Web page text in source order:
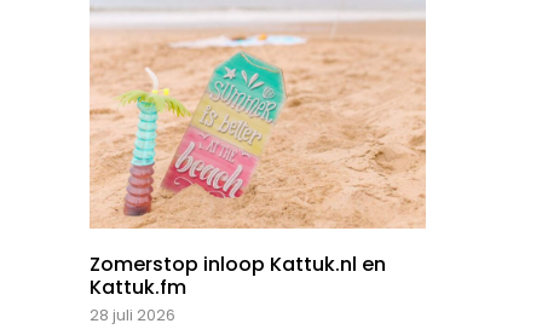
Zomerstop inloop Kattuk.nl en
Kattuk.fm
28 juli 2026